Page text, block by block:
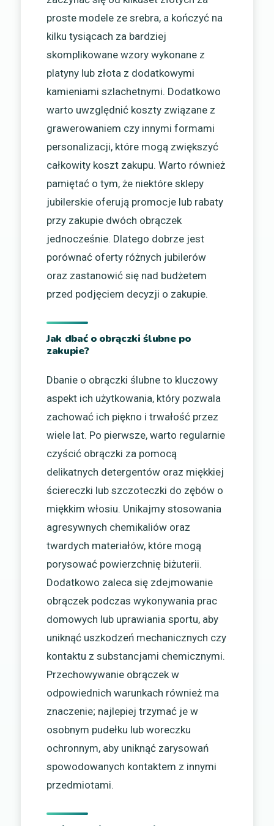
proste modele ze srebra, a kończyć na
kilku tysiącach za bardziej
skomplikowane wzory wykonane z
platyny lub złota z dodatkowymi
kamieniami szlachetnymi. Dodatkowo
warto uwzględnić koszty związane z
grawerowaniem czy innymi formami
personalizacji, które mogą zwiększyć
całkowity koszt zakupu. Warto również
pamiętać o tym, że niektóre sklepy
jubilerskie oferują promocje lub rabaty
przy zakupie dwóch obrączek
jednocześnie. Dlatego dobrze jest
porównać oferty różnych jubilerów
oraz zastanowić się nad budżetem
przed podjęciem decyzji o zakupie.
Jak dbać o obrączki ślubne po
zakupie?
Dbanie o obrączki ślubne to kluczowy
aspekt ich użytkowania, który pozwala
zachować ich piękno i trwałość przez
wiele lat. Po pierwsze, warto regularnie
czyścić obrączki za pomocą
delikatnych detergentów oraz miękkiej
ściereczki lub szczoteczki do zębów o
miękkim włosiu. Unikajmy stosowania
agresywnych chemikaliów oraz
twardych materiałów, które mogą
porysować powierzchnię biżuterii.
Dodatkowo zaleca się zdejmowanie
obrączek podczas wykonywania prac
domowych lub uprawiania sportu, aby
uniknąć uszkodzeń mechanicznych czy
kontaktu z substancjami chemicznymi.
Przechowywanie obrączek w
odpowiednich warunkach również ma
znaczenie; najlepiej trzymać je w
osobnym pudełku lub woreczku
ochronnym, aby uniknąć zarysowań
spowodowanych kontaktem z innymi
przedmiotami.